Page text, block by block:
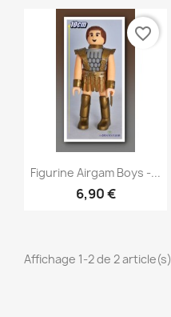
Aperçu rapide
Figurine Airgam Boys -...
6,90 €
favorite_border
Affichage 1-2 de 2 article(s)